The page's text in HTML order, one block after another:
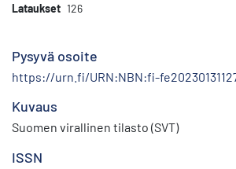
Lataukset 126
Pysyvä osoite
https://urn.fi/URN:NBN:fi-
Kuvaus
Suomen virallinen tilasto (SVT)
ISSN